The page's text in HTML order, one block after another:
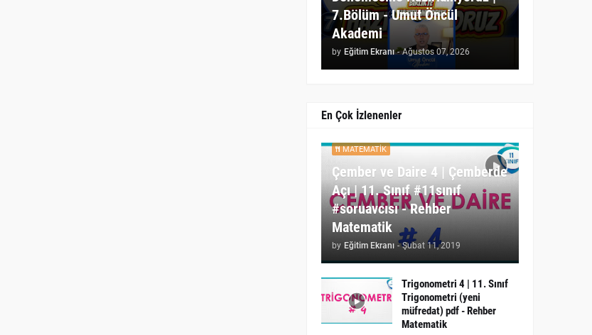
7.Bölüm - Umut Öncül
Akademi
by Eğitim Ekranı - Ağustos 07, 2026
En Çok İzlenenler
MATEMATIK
Çember ve Daire 4 | Çemberde
Açı | 11. Sınıf #11sınıf
#soruavcısı - Rehber
Matematik
by Eğitim Ekranı - Şubat 11, 2019
Trigonometri 4 | 11. Sınıf
Trigonometri (yeni
müfredat) pdf - Rehber
Matematik